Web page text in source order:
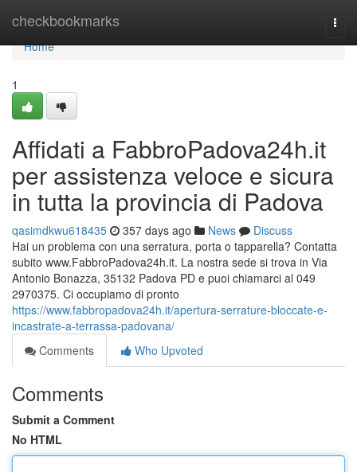
checkbookmarks
Home
Home
1
Affidati a FabbroPadova24h.it
per assistenza veloce e sicura
in tutta la provincia di Padova
qasimdkwu618435 357 days ago News
Discuss
Hai un problema con una serratura, porta o tapparella? Contatta
subito www.FabbroPadova24h.it. La nostra sede si trova in Via
Antonio Bonazza, 35132 Padova PD e puoi chiamarci al 049
2970375. Ci occupiamo di pronto
https://www.fabbropadova24h.it/apertura-serrature-bloccate-e-
incastrate-a-terrassa-padovana/
Comments
Who Upvoted
Comments
Submit a Comment
No HTML